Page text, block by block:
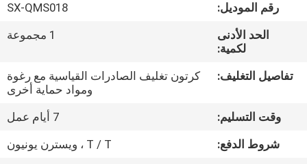
المعمل
مراقبة
اتصل
رقم الموديل:
SX-QMS018
الحد الأدنى
لكمية:
1 مجموعة
تفاصيل التغليف:
كرتون تغليف الصادرات القياسية مع رغوة
ومواد حماية أخرى
وقت التسليم:
7 أيام عمل
شروط الدفع:
T / T ، ويسترن يونيون